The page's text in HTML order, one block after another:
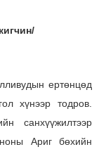
ертөнцөд
хүнээр тодров.
санхүүжилтээр
Ариг бөхийн